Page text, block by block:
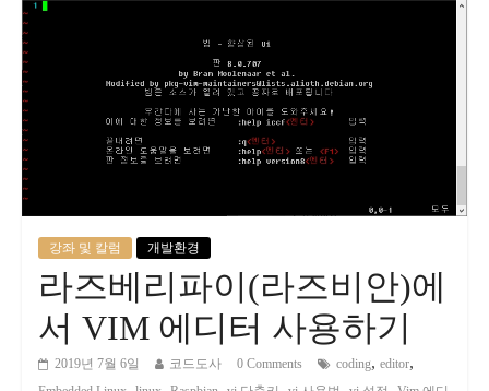
강좌 및 칼럼 개발환경
라즈베리파이(라즈비안)에
서 VIM 에디터 사용하기
2019년 7월 6일 코드도사 0 Comments coding, editor,